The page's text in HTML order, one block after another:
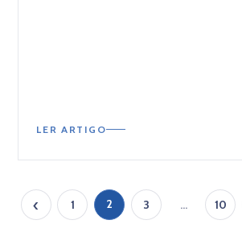
LER ARTIGO
‹ 1 2 3 … 10